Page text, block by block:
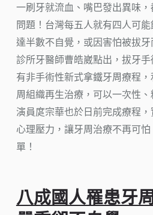
一刷牙就流血、嘴巴發出異味
問題！台灣每五人就有四人可
達半數不自覺，或因害怕被拔
診所牙醫師曹皓崴點出，拔牙
有非手術性新式拿鐵牙周療程
周組織再生治療，可以一次性
演員庹宗華也於日前完成療程
心理壓力，讓牙周治療不再可
單！
八成國人罹患牙